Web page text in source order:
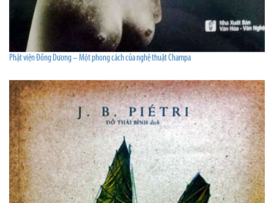
Phật viện Đồng Dương – Một phong cách của nghệ thuật Champa